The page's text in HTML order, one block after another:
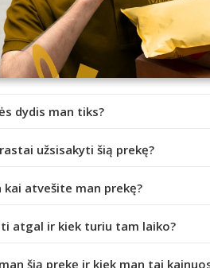
dydis man tiks?
užsisakyti šią prekę?
atvešite man prekę?
atgal ir kiek turiu tam laiko?
šią prekę ir kiek man tai